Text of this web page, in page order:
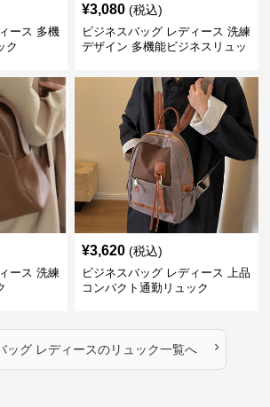
ース 多機
ク
¥3,080 (税込)
ビジネスバッグ レディース 洗練
デザイン 多機能ビジネスリュッ
ース 洗練
¥3,620 (税込)
ビジネスバッグ レディース 上品
コンパクト通勤リュック
ッグ レディースのリュック一覧へ ›